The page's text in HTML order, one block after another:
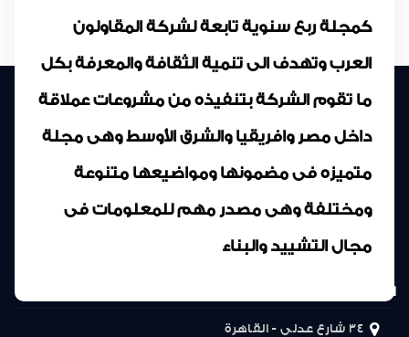
كمجلة ربع سنوية تابعة لشركة المقاولون
العرب وتهدف الى تنمية الثقافة والمعرفة بكل
ما تقوم الشركة بتنفيذه من مشروعات عملاقة
داخل مصر وافريقيا والشرق الأوسط وهى مجلة
متميزه فى مضمونها ومواضيعها متنوعة
ومختلفة وهى مصدر مهم للمعلومات فى
مجال التشييد والبناء
34 شارع عدلى - القاهرة